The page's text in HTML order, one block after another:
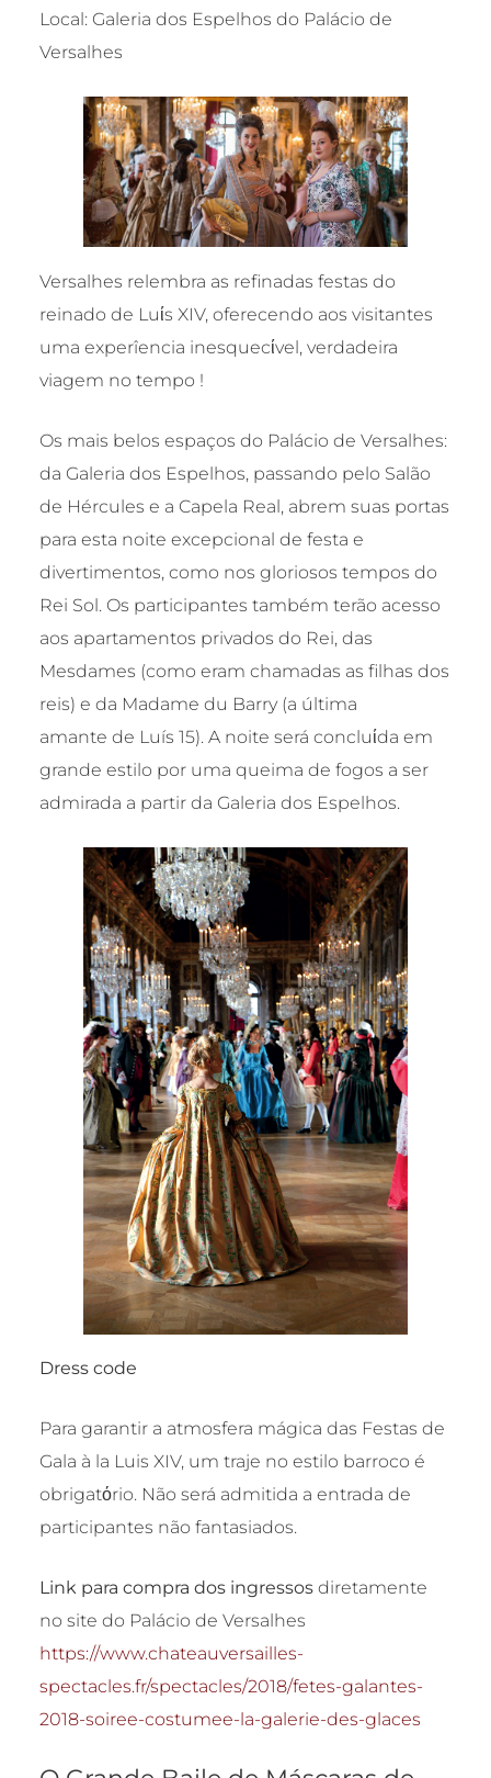
Local: Galeria dos Espelhos do Palácio de
Versalhes
Versalhes relembra as refinadas festas do
reinado de Luίs XIV, oferecendo aos visitantes
uma experîencia inesquecίvel, verdadeira
viagem no tempo !
Os mais belos espaços do Palácio de Versalhes:
da Galeria dos Espelhos, passando pelo Salão
de Hércules e a Capela Real, abrem suas portas
para esta noite excepcional de festa e
divertimentos, como nos gloriosos tempos do
Rei Sol. Os participantes também terão acesso
aos apartamentos privados do Rei, das
Mesdames (como eram chamadas as filhas dos
reis) e da Madame du Barry (a última
amante de Luís 15). A noite será concluίda em
grande estilo por uma queima de fogos a ser
admirada a partir da Galeria dos Espelhos.
Dress code
Para garantir a atmosfera mágica das Festas de
Gala à la Luis XIV, um traje no estilo barroco é
obrigatόrio. Não será admitida a entrada de
participantes não fantasiados.
Link para compra dos ingressos diretamente
no site do Palácio de Versalhes
https://www.chateauversailles-
spectacles.fr/spectacles/2018/fetes-galantes-
2018-soiree-costumee-la-galerie-des-glaces